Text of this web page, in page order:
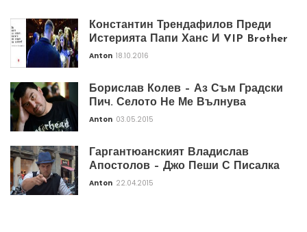
Константин Трендафилов Преди
Истерията Папи Ханс И VIP Brother
Anton 18.10.2016
Борислав Колев – Аз Съм Градски
Пич. Селото Не Ме Вълнува
Anton 03.05.2015
Гаргантюанският Владислав
Апостолов – Джо Пеши С Писалка
Anton 22.04.2015